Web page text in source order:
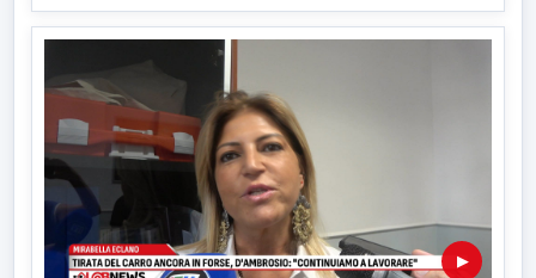
▶